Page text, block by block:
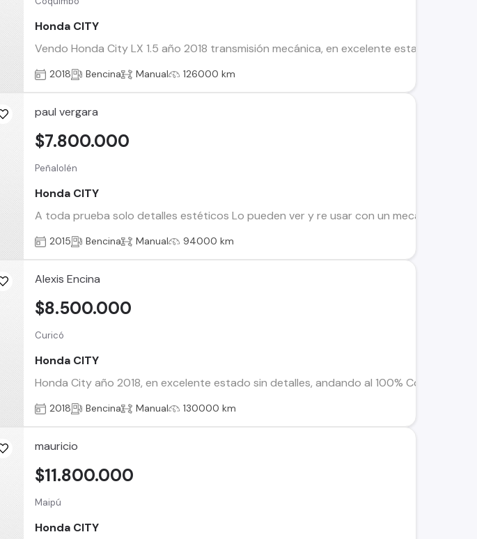
Honda CITY
Vendo Honda City LX 1.5 año 2018 transmisión mecánica, en excelente estado, solo
2018 Bencina Manual 126000 km
paul vergara
Peñalolén
Honda CITY
A toda prueba solo detalles estéticos Lo pueden ver y re usar con un mecánico
$7.800.000
2015 Bencina Manual 94000 km
Alexis Encina
Curicó
Honda CITY
Honda City año 2018, en excelente estado sin detalles, andando al 100%
$8.500.000
2018 Bencina Manual 130000 km
mauricio
Maipú
Honda CITY
$11.800.000